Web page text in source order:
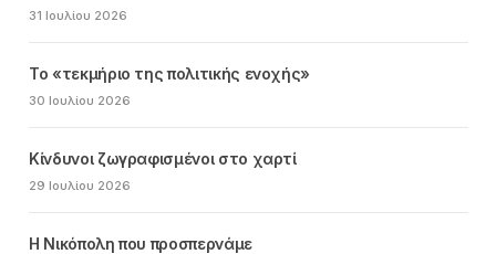
31 Ιουλίου 2026
Το «τεκμήριο της πολιτικής ενοχής»
30 Ιουλίου 2026
Κίνδυνοι ζωγραφισμένοι στο χαρτί
29 Ιουλίου 2026
Η Νικόπολη που προσπερνάμε